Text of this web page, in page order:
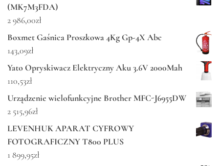
(MK7M3FDA)
2 986,00zł
Boxmet Gaśnica Proszkowa 4Kg Gp-4X Abc
143,09zł
Yato Opryskiwacz Elektryczny Aku 3.6V 2000Mah
110,53zł
Urządzenie wielofunkcyjne Brother MFC-J6955DW
2 515,96zł
LEVENHUK APARAT CYFROWY
FOTOGRAFICZNY T800 PLUS
1 899,95zł